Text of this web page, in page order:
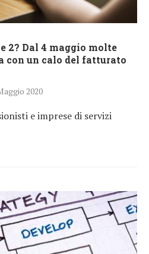
2? Dal 4 maggio molte
con un calo del fatturato
2020
e imprese di servizi